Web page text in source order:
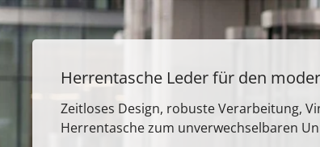
Herrentasche Leder für den
Zeitloses Design, robuste Verarbeitung,
Herrentasche zum unverwechselbaren